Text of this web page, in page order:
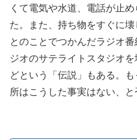
くて電気や水道、電話が止
た。また、持ち物をすぐに
とのことでつかんだラジオ
ジオのサテライトスタジオ
どという「伝説」もある。
所はこうした事実はない、と